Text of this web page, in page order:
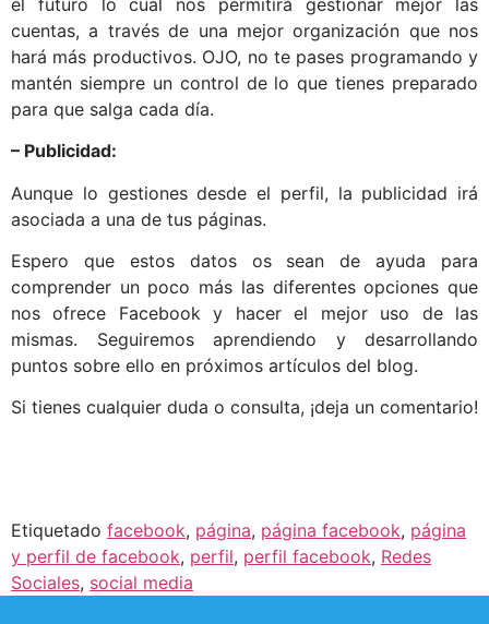
cuentas, a través de una mejor organización que nos
hará más productivos. OJO, no te pases programando y
mantén siempre un control de lo que tienes preparado
para que salga cada día.
– Publicidad:
Aunque lo gestiones desde el perfil, la publicidad irá
asociada a una de tus páginas.
Espero que estos datos os sean de ayuda para
comprender un poco más las diferentes opciones que
nos ofrece Facebook y hacer el mejor uso de las
mismas. Seguiremos aprendiendo y desarrollando
puntos sobre ello en próximos artículos del blog.
Si tienes cualquier duda o consulta, ¡deja un comentario!
Etiquetado facebook, página, página facebook, página
y perfil de facebook, perfil, perfil facebook, Redes
Sociales, social media